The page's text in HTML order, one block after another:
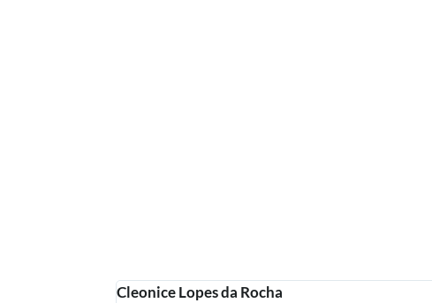
Cleonice Lopes da Rocha